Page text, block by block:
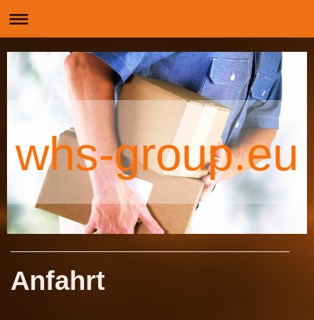
whs-group.eu
Anfahrt